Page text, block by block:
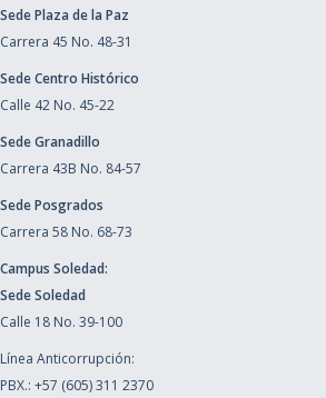
Sede Plaza de la Paz
Carrera 45 No. 48-31
Sede Centro Histórico
Calle 42 No. 45-22
Sede Granadillo
Carrera 43B No. 84-57
Sede Posgrados
Carrera 58 No. 68-73
Campus Soledad:
Sede Soledad
Calle 18 No. 39-100
Línea Anticorrupción:
PBX.: +57 (605) 311 2370